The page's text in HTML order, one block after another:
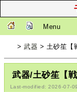
Menu
>武器 > 土砂笙【
武器/土砂笙【戦
Last-modified: 2026-07-